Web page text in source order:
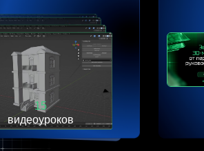
15
видеоуроков